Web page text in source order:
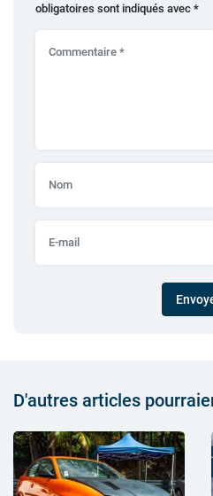
obligatoires sont indiqués avec *
D'autres articles